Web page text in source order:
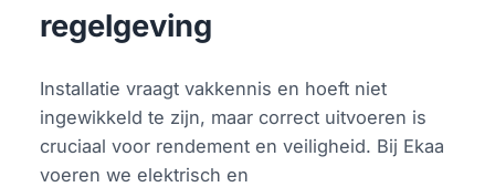
regelgeving
Installatie vraagt vakkennis en hoeft niet
ingewikkeld te zijn, maar correct uitvoeren is
cruciaal voor rendement en veiligheid. Bij Ekaa
voeren we elektrisch en